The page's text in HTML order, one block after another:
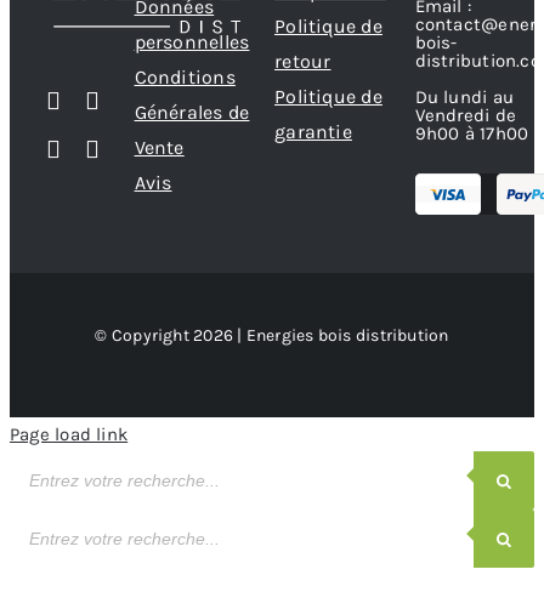
Données
personnelles
Conditions
Générales de
Vente
Avis
Politique de
retour
Politique de
garantie
Email :
bois-
Du lundi au
Vendredi de
9h00 à 17h00
© Copyright 2026 | Energies bois distribution
Page load link
de
de